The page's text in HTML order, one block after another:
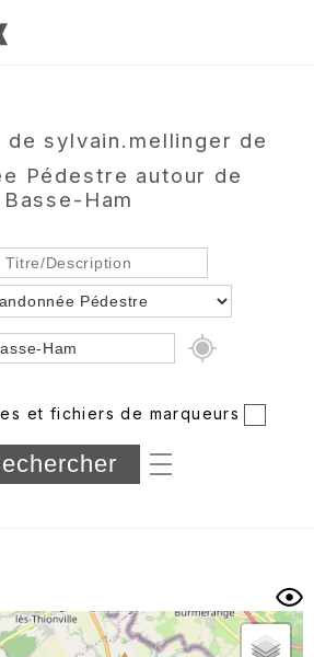
de sylvain.mellinger de
Pédestre autour de
Basse-Ham
et fichiers de marqueurs